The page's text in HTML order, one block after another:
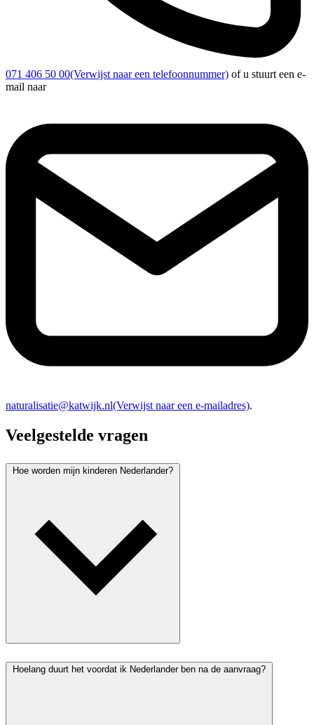
071 406 50 00(Verwijst naar een telefoonnummer) of u stuurt een e-
mail naar
naturalisatie@katwijk.nl(Verwijst naar een e-mailadres).
Veelgestelde vragen
Hoe worden mijn kinderen Nederlander?
Hoelang duurt het voordat ik Nederlander ben na de aanvraag?